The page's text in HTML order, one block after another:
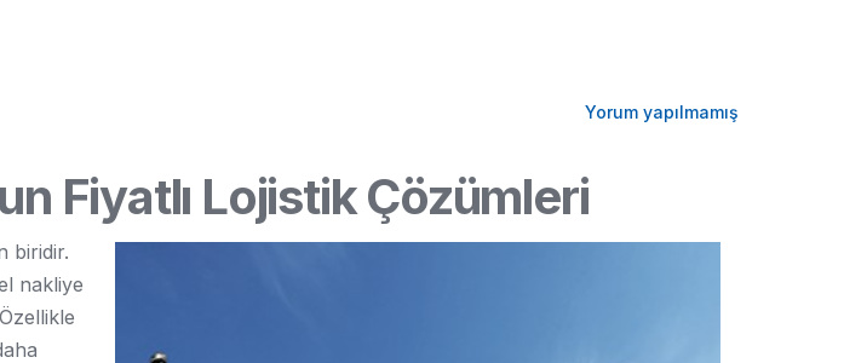
Yorum yapılmamış
Fiyatlı Lojistik Çözümleri
biridir.
nakliye